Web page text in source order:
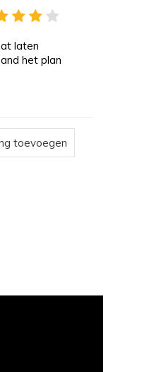
het plan
toevoegen